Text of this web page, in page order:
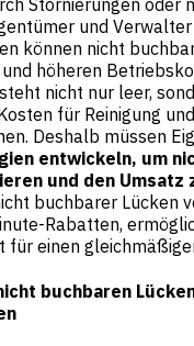
und
können nicht
höheren
nicht nur leer,
für Reinigung
Deshalb müssen
entwickeln, um
und den Umsatz
buchbarer Lücken
Rabatten,
für einen
buchbaren